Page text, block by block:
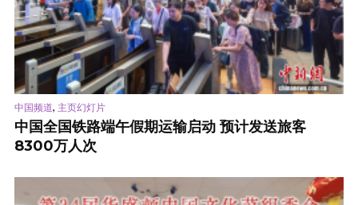
中国频道, 主页幻灯片
中国全国铁路端午假期运输启动 预计发送旅客
8300万人次